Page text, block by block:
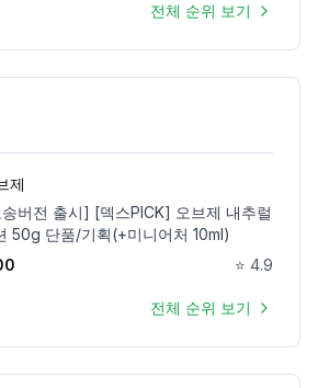
전체 순위 보기
제
송버전 출시] [덱스PICK] 오브제 내추럴
50g 단품/기획(+미니어처 10ml)
⭐ 4.9
전체 순위 보기